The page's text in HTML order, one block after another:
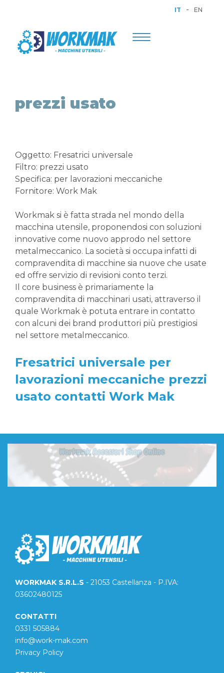
IT - EN
Toggle
prezzi usato
Oggetto: Fresatrici universale
Filtro: prezzi usato
Specifica: per lavorazioni meccaniche
Fornitore: Work Mak
Workmak si è fatta strada nel mondo della
macchina utensile, proponendosi con soluzioni
innovative come nuovo approdo nel settore
metalmeccanico. La società si occupa infatti di
compravendita di macchine sia nuove che usate
ed offre servizio di revisioni conto terzi.
Il core business è primariamente la
compravendita di macchinari usati, attraverso il
quale Workmak è potuta entrare in contatto
con alcuni dei brand produttori più prestigiosi
nel settore metalmeccanico.
Fresatrici universale per
lavorazioni meccaniche prezzi
usato contatti Work Mak
WORKMAK S.R.L.S - 21053 Castellanza - P.IVA:
03602480125
CONTATTI
0331 505884
info@work-mak.com
Privacy Policy